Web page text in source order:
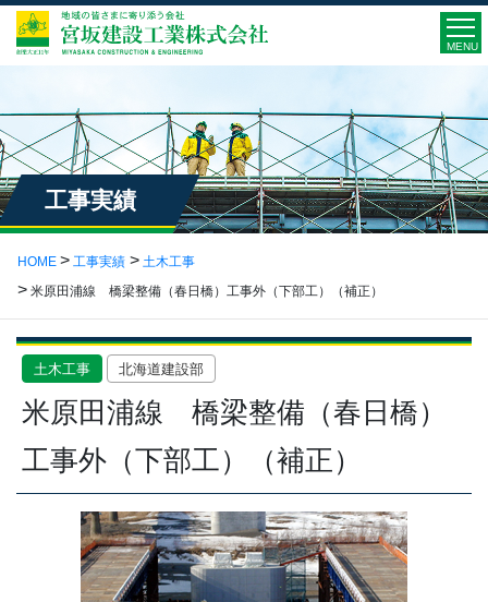
MENU
工事実績
HOME 工事実績
土木工事
米原田浦線 橋梁整備（春日橋）工事外（下部工）（補正）
土木工事 北海道建設部
米原田浦線 橋梁整備（春日橋）
工事外（下部工）（補正）